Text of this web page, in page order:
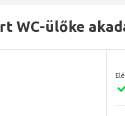
WC-ülőke